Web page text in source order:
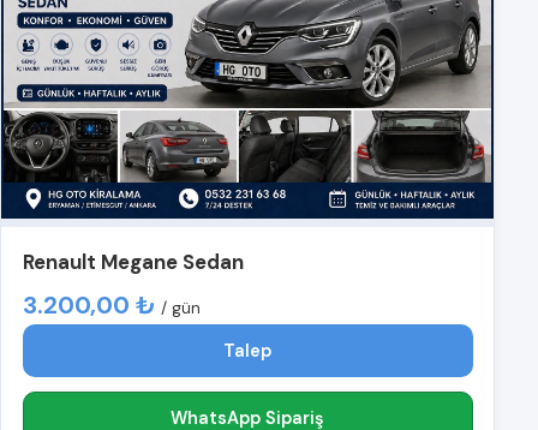
Renault Megane Sedan
3.200,00 ₺ / gün
Talep
WhatsApp Sipariş